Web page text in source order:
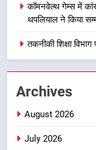
कॉमनवेल्थ गेम्स में
थपलियाल ने किया
तकनीकी शिक्षा
Archives
August 2026
July 2026